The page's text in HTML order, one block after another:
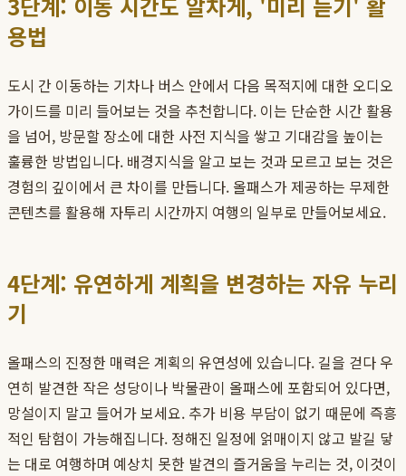
용법
도시 간 이동하는 기차나 버스 안에서 다음 목적지에 대한 오디오
가이드를 미리 들어보는 것을 추천합니다. 이는 단순한 시간 활용
을 넘어, 방문할 장소에 대한 사전 지식을 쌓고 기대감을 높이는
훌륭한 방법입니다. 배경지식을 알고 보는 것과 모르고 보는 것은
경험의 깊이에서 큰 차이를 만듭니다. 올패스가 제공하는 무제한
콘텐츠를 활용해 자투리 시간까지 여행의 일부로 만들어보세요.
4단계: 유연하게 계획을 변경하는 자유 누리
기
올패스의 진정한 매력은 계획의 유연성에 있습니다. 길을 걷다 우
연히 발견한 작은 성당이나 박물관이 올패스에 포함되어 있다면,
망설이지 말고 들어가 보세요. 추가 비용 부담이 없기 때문에 즉흥
적인 탐험이 가능해집니다. 정해진 일정에 얽매이지 않고 발길 닿
는 대로 여행하며 예상치 못한 발견의 즐거움을 누리는 것, 이것이